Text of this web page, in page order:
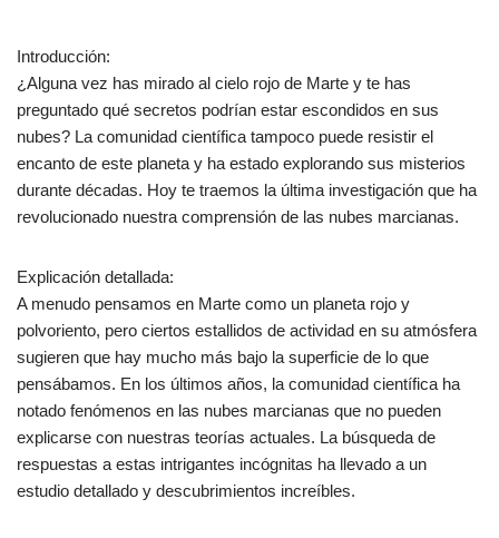
Introducción:
¿Alguna vez has mirado al cielo rojo de Marte y te has
preguntado qué secretos podrían estar escondidos en sus
nubes? La comunidad científica tampoco puede resistir el
encanto de este planeta y ha estado explorando sus misterios
durante décadas. Hoy te traemos la última investigación que ha
revolucionado nuestra comprensión de las nubes marcianas.
Explicación detallada:
A menudo pensamos en Marte como un planeta rojo y
polvoriento, pero ciertos estallidos de actividad en su atmósfera
sugieren que hay mucho más bajo la superficie de lo que
pensábamos. En los últimos años, la comunidad científica ha
notado fenómenos en las nubes marcianas que no pueden
explicarse con nuestras teorías actuales. La búsqueda de
respuestas a estas intrigantes incógnitas ha llevado a un
estudio detallado y descubrimientos increíbles.